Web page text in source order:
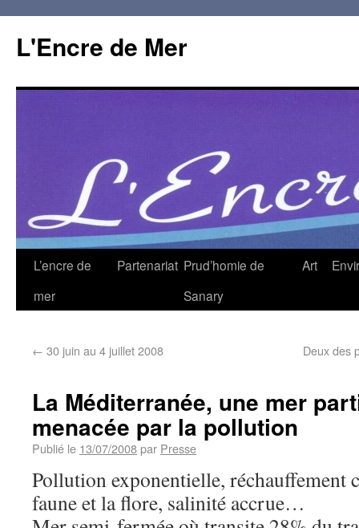
L'Encre de Mer
L’encre de
mer
Partenariat Prud’homie de
Sanary
Art
← 30 juin au 4 juillet 2008 Deux des
La Méditerranée, une mer
menacée par la pollution
Publié le 13/07/2008par Presse
Pollution exponentielle,
faune et la flore, salinité accrue…